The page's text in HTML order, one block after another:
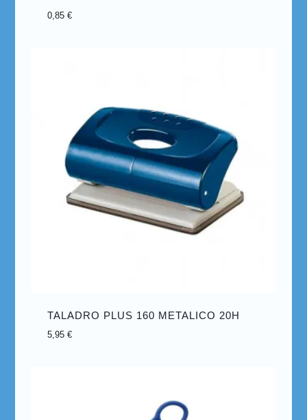
0,85€
TALADRO PLUS 160 METALICO 20H
5,95€